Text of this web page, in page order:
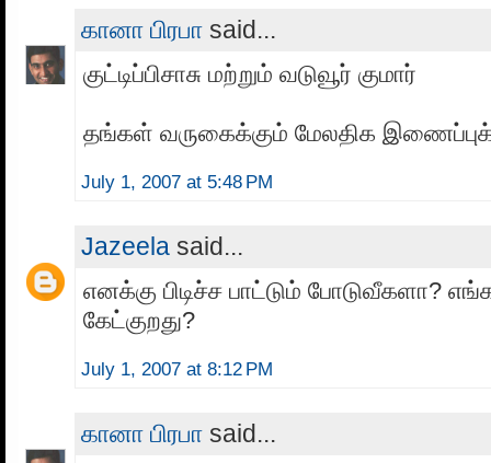
கானா பிரபா said...
குட்டிப்பிசாசு மற்றும் வடுவூர் குமார்
தங்கள் வருகைக்கும் மேலதிக
July 1, 2007 at 5:48 PM
Jazeela said...
எனக்கு பிடிச்ச பாட்டும் போடுவீகளா?
கேட்குறது?
July 1, 2007 at 8:12 PM
கானா பிரபா said...